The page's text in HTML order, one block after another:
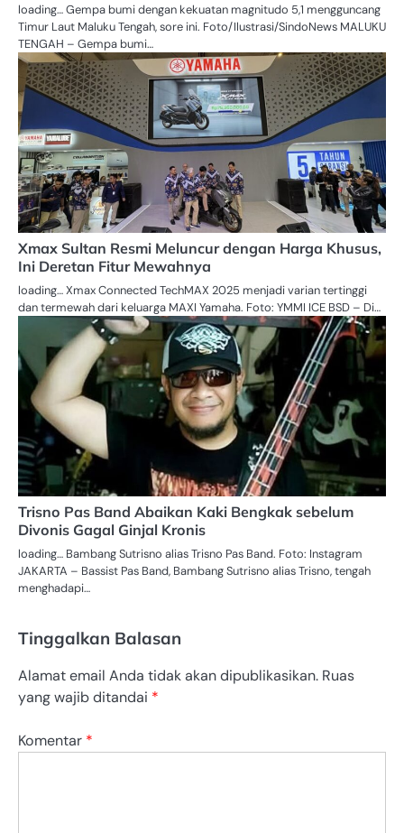
loading… Gempa bumi dengan kekuatan magnitudo 5,1 mengguncang
Timur Laut Maluku Tengah, sore ini. Foto/Ilustrasi/SindoNews MALUKU
TENGAH – Gempa bumi…
Xmax Sultan Resmi Meluncur dengan Harga Khusus,
Ini Deretan Fitur Mewahnya
loading… Xmax Connected TechMAX 2025 menjadi varian tertinggi
dan termewah dari keluarga MAXI Yamaha. Foto: YMMI ICE BSD – Di…
Trisno Pas Band Abaikan Kaki Bengkak sebelum
Divonis Gagal Ginjal Kronis
loading… Bambang Sutrisno alias Trisno Pas Band. Foto: Instagram
JAKARTA – Bassist Pas Band, Bambang Sutrisno alias Trisno, tengah
menghadapi…
Tinggalkan Balasan
Alamat email Anda tidak akan dipublikasikan. Ruas
yang wajib ditandai *
Komentar *